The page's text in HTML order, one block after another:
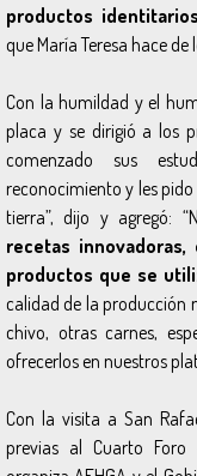
productos
que María Teresa hace de
Con la humildad y el
placa y se dirigió a los
comenzado sus
reconocimiento y les
tierra”, dijo y agregó:
recetas
productos que se
calidad de la producción
chivo, otras carnes,
ofrecerlos en nuestros
Con la visita a San
previas al Cuarto Foro